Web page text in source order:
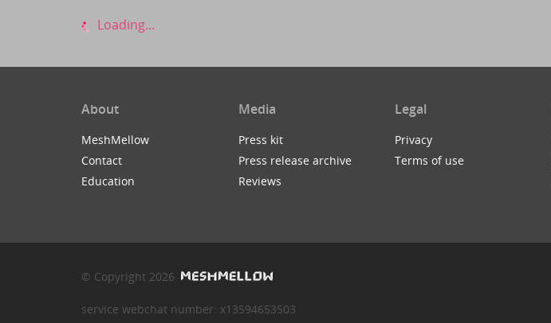
Loading...
About
MeshMellow
Contact
Education
Media
Press kit
Press release archive
Reviews
Legal
Privacy
Terms of use
© Copyright 2026
service webchat number: x13594653503